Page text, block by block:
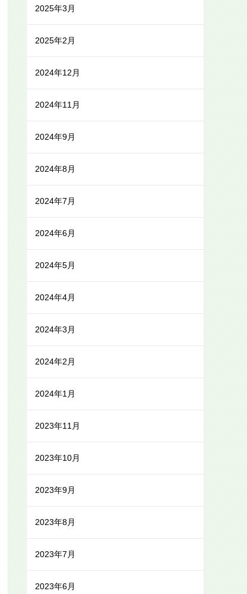
2025年3月
2025年2月
2024年12月
2024年11月
2024年9月
2024年8月
2024年7月
2024年6月
2024年5月
2024年4月
2024年3月
2024年2月
2024年1月
2023年11月
2023年10月
2023年9月
2023年8月
2023年7月
2023年6月